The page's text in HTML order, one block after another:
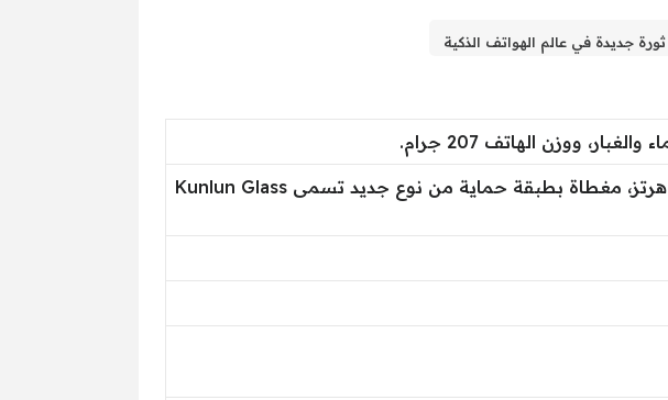
ووزن الهاتف 207 جرام.
شاشة LTPO OLED بحجم 6.6 بوصة، ومعدل تحديث 120 هرتز، مغطاة بطبقة حماية من نوع جديد تسمى Kunlun Glass